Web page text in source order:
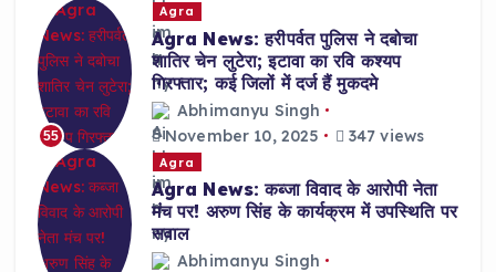
55
Agra
Agra News: हरीपर्वत पुलिस ने दबोचा
शातिर चेन लुटेरा; इटावा का रवि कश्यप
गिरफ्तार; कई जिलों में दर्ज हैं मुकदमे
Abhimanyu Singh
November 10, 2025
347 views
Agra
Agra News: कब्जा विवाद के आरोपी नेता
मंच पर! अरुण सिंह के कार्यक्रम में उपस्थिति पर
सवाल
Abhimanyu Singh